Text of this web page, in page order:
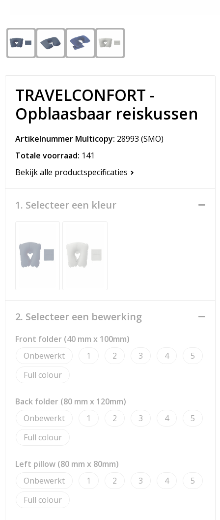
Spellen voor binnen en buiten
Sport
Vrije tijd en Strand
Opvouwbare tassen
Papieren tassen
Reistassen
Rugzakken
Schoudertassen
Toilettassen
Waterbestendige tassen
Duffeltassen
Autotassen
Trolleys
TRAVELCONFORT -
Opblaasbaar reiskussen
Artikelnummer Multicopy: 28993 (SMO)
Totale voorraad: 141
Bekijk alle productspecificaties
1. Selecteer een kleur
2. Selecteer een bewerking
Front folder (40 mm x 100mm)
Onbewerkt
1 2 3 4
5
Full colour
Back folder (80 mm x 120mm)
Onbewerkt
1 2 3 4
5
Full colour
Left pillow (80 mm x 80mm)
Onbewerkt
1 2 3 4
5
Full colour